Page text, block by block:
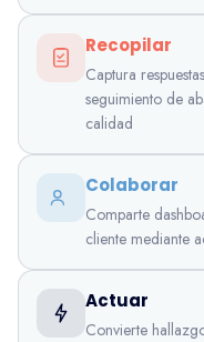
Recopilar
Captura
seguimiento de
calidad
Colaborar
Comparte
cliente mediante
Actuar
Convierte